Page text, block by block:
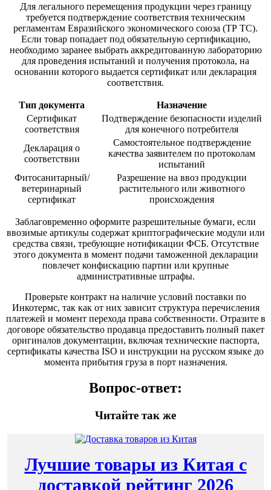
Для легального перемещения продукции через границу
требуется подтверждение соответствия техническим
регламентам Евразийского экономического союза (ТР ТС).
Если товар попадает под обязательную сертификацию,
необходимо заранее выбрать аккредитованную лабораторию
для проведения испытаний и получения протокола, на
основании которого выдается сертификат или декларация
соответствия.
Тип документа
Назначение
Сертификат
соответствия
Подтверждение безопасности изделий
для конечного потребителя
Декларация о
соответствии
Самостоятельное подтверждение
качества заявителем по протоколам
испытаний
Фитосанитарный/
ветеринарный
сертификат
Разрешение на ввоз продукции
растительного или животного
происхождения
Заблаговременно оформите разрешительные бумаги, если
ввозимые артикулы содержат криптографические модули или
средства связи, требующие нотификации ФСБ. Отсутствие
этого документа в момент подачи таможенной декларации
повлечет конфискацию партии или крупные
административные штрафы.
Проверьте контракт на наличие условий поставки по
Инкотермс, так как от них зависит структура перечисления
платежей и момент перехода права собственности. Отразите в
договоре обязательство продавца предоставить полный пакет
оригиналов документации, включая технические паспорта,
сертификаты качества ISO и инструкции на русском языке до
момента прибытия груза в порт назначения.
Вопрос-ответ:
Читайте так же
Лучшие товары из Китая с
доставкой рейтинг 2026